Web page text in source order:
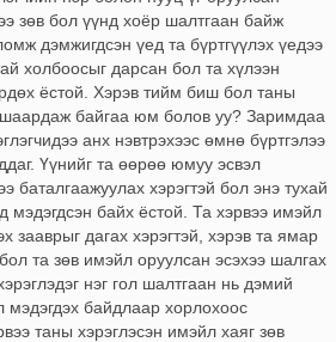
зөв бол үүнд хоёр шалтгаан байж
дэмжигдсэн үед та бүртгүүлэх үедээ
холбоосыг дарсан бол та хүлээн
ёстой. Хэрэв тийм биш бол таны
шаардаж байгаа юм болов уу? Заримдаа
анх нэвтрэхээс өмнө бүртгэлээ
Үүнийг та өөрөө юмуу эсвэл
баталгаажуулах хэрэгтэй бол энэ тухай
мэдэгдсэн байх ёстой. Та хэрвээ имэйл
зааврыг дагах хэрэгтэй, хэрэв та ямар
та зөв имэйл оруулсан эсэхээ шалгах
нэг гол шалтгаан нь дэмий
мэдэгдэх байдлаар хорлохоос
таны хэрэглэсэн имэйл хаяг зөв